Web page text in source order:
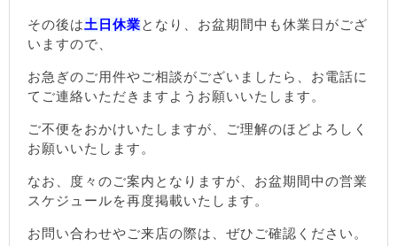
その後は土日休業となり、お盆期間中も休業日がござ
いますので、
お急ぎのご用件やご相談がございましたら、お電話に
てご連絡いただきますようお願いいたします。
ご不便をおかけいたしますが、ご理解のほどよろしく
お願いいたします。
なお、度々のご案内となりますが、お盆期間中の営業
スケジュールを再度掲載いたします。
お問い合わせやご来店の際は、ぜひご確認ください。